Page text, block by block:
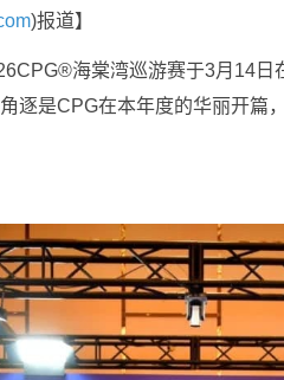
)报道】
海棠湾巡游赛于3月14日
逐是CPG在本年度的华丽开篇